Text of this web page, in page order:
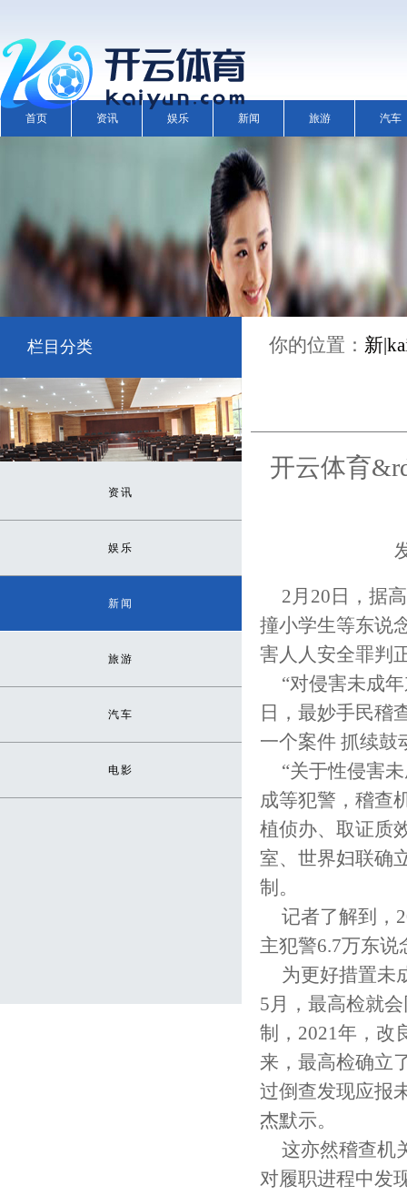
首页 资讯 娱乐 新闻 旅游 汽车
栏目分类
资讯
娱乐
新闻
旅游
汽车
电影
你的位置： 新
开云体育
2月20日，据
撞小学生等东说
害人人安全罪判
“对侵害未成
日，最妙手民稽
一个案件 抓续鼓
“关于性侵害
成等犯警，稽查
植侦办、取证质
室、世界妇联确
制。
记者了解到，
主犯警6.7万东说
为更好措置未
5月，最高检就
制，2021年，改
来，最高检确立
过倒查发现应报
杰默示。
这亦然稽查机
对履职进程中发